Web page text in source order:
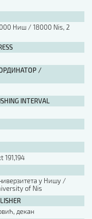
Ниш / 18000 Nis, 2
/
INTERVAL
191,194
у Нишу /
of Nis
декан